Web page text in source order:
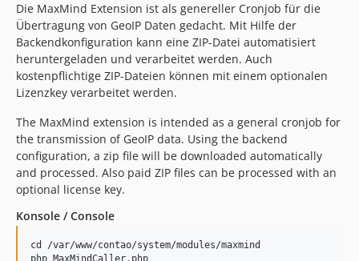
Die MaxMind Extension ist als genereller Cronjob für die
Übertragung von GeoIP Daten gedacht. Mit Hilfe der
Backendkonfiguration kann eine ZIP-Datei automatisiert
heruntergeladen und verarbeitet werden. Auch
kostenpflichtige ZIP-Dateien können mit einem optionalen
Lizenzkey verarbeitet werden.
The MaxMind extension is intended as a general cronjob for
the transmission of GeoIP data. Using the backend
configuration, a zip file will be downloaded automatically
and processed. Also paid ZIP files can be processed with an
optional license key.
Konsole / Console
cd /var/www/contao/system/modules/maxmind